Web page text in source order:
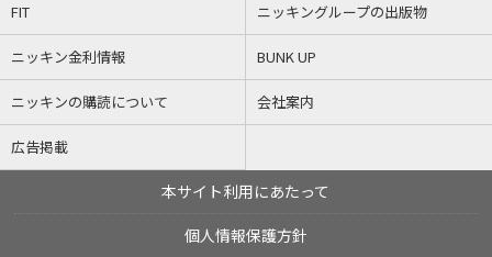
FIT ニッキングループの出版物
ニッキン金利情報 BUNK UP
ニッキンの購読について 会社案内
広告掲載
本サイト利用にあたって
個人情報保護方針